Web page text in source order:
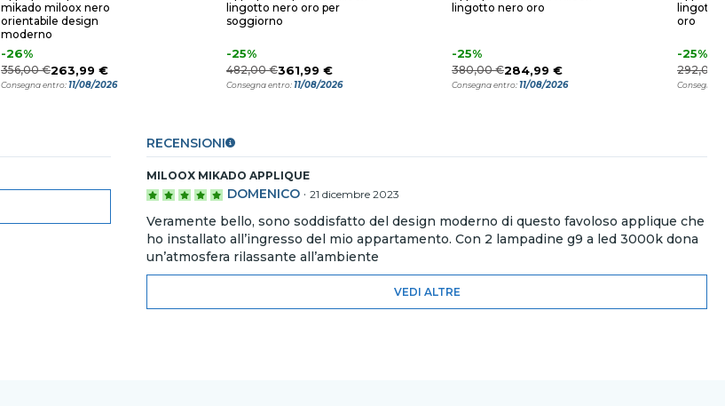
mikado miloox nero
orientabile design
moderno
-26%
356,00 €263,99 €
Consegna entro:11/08/2026
lingotto nero oro per
soggiorno
-25%
482,00 €361,99 €
Consegna entro:11/08/2026
lingotto nero oro
-25%
380,00 €284,99 €
Consegna entro:11/08/2026
lingotto
oro
-25%
292,00
Consegna
RECENSIONI
MILOOX MIKADO APPLIQUE
DOMENICO · 21 dicembre 2023
Veramente bello, sono soddisfatto del design moderno di questo favoloso applique che
ho installato all’ingresso del mio appartamento. Con 2 lampadine g9 a led 3000k dona
un’atmosfera rilassante all’ambiente
VEDI ALTRE